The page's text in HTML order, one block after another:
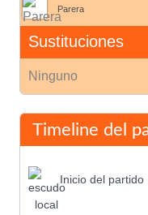
Parera
Sustituciones
Ninguno
Timeline del
Inicio del partido